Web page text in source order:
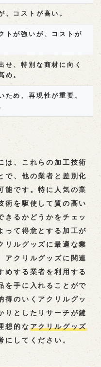
、コストが高い。
トが強いが、コストが
せ、特別な商材に向く
め。
ため、再現性が重要。
は、これらの加工技術
で、他の業者と差別化
能です。特に人気の業
術を駆使して質の高い
きるかどうかをチェッ
って得意とする加工が
リルグッズに最適な業
アクリルグッズに関連
めする業者を利用する
を手に入れることがで
得のいくアクリルグッ
りとしたリサーチが鍵
想的なアクリルグッズ
にしてください。